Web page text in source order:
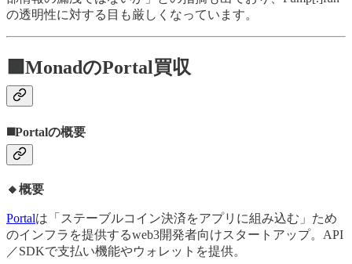
の透明性に対する目も厳しくなっています。
🟪MonadのPortal買収
◼️Portalの概要
🔸概要
Portalは「ステーブルコイン決済をアプリに組み込む」ため
のインフラを提供するweb3開発者向けスタートアップ。API
／SDKで支払い機能やウォレットを提供。